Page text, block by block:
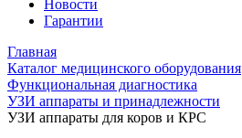
Новости
Гарантии
Главная
Каталог медицинского оборудования
Функциональная диагностика
УЗИ аппараты и принадлежности
УЗИ аппараты для коров и КРС